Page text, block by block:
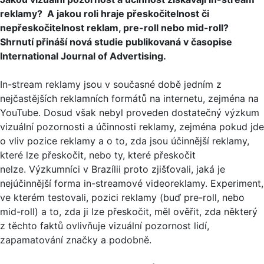
reklamy? A jakou roli hraje přeskočitelnost či
nepřeskočitelnost reklam, pre-roll nebo mid-roll?
Shrnutí přináší nová studie publikovaná v časopise
International Journal of Advertising.
In-stream reklamy jsou v současné době jedním z
nejčastějších reklamních formátů na internetu, zejména na
YouTube. Dosud však nebyl proveden dostatečný výzkum
vizuální pozornosti a účinnosti reklamy, zejména pokud jde
o vliv pozice reklamy a o to, zda jsou účinnější reklamy,
které lze přeskočit, nebo ty, které přeskočit
nelze. Výzkumníci v Brazílii proto zjišťovali, jaká je
nejúčinnější forma in-streamové videoreklamy. Experiment,
ve kterém testovali, pozici reklamy (buď pre-roll, nebo
mid-roll) a to, zda ji lze přeskočit, měl ověřit, zda některý
z těchto faktů ovlivňuje vizuální pozornost lidí,
zapamatování značky a podobně.